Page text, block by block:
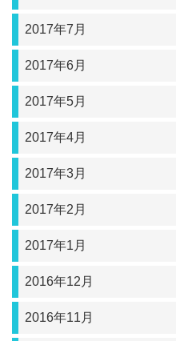
2017年7月
2017年6月
2017年5月
2017年4月
2017年3月
2017年2月
2017年1月
2016年12月
2016年11月